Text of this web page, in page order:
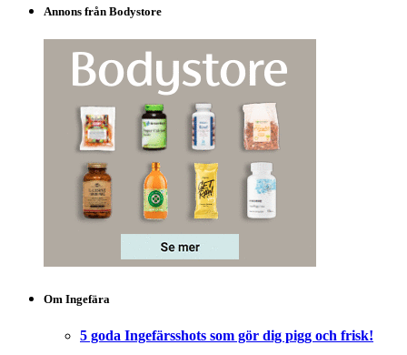
Annons från Bodystore
Om Ingefära
5 goda Ingefärsshots som gör dig pigg och frisk!